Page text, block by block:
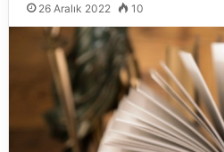
26 Aralık 2022 10